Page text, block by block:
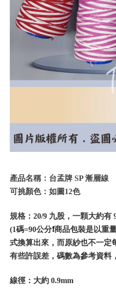
產品名稱：台孟牌 SP 漸層線
可挑顏色：如圖12色
規格：20/9 九股，一顆大約有
(1碼=90公分❗️商品包裝是以重
式換算出來，而原紗也不一定
有些許誤差，碼數為參考資料
線徑：大約 0.9mm